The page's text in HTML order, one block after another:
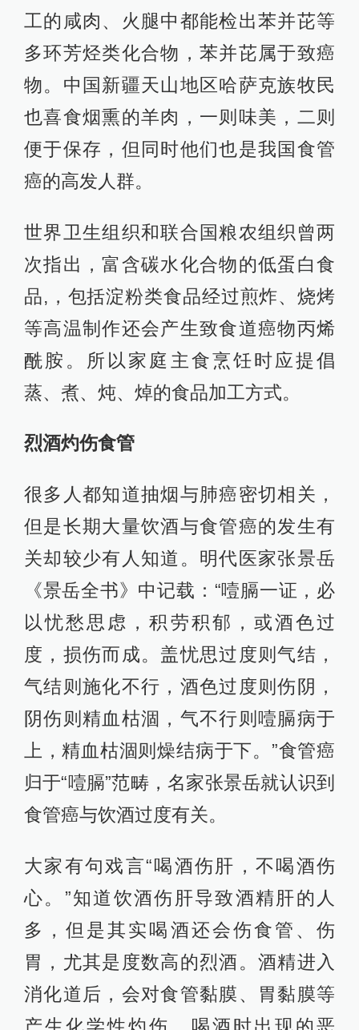
工的咸肉、火腿中都能检出苯并芘等
多环芳烃类化合物，苯并芘属于致癌
物。中国新疆天山地区哈萨克族牧民
也喜食烟熏的羊肉，一则味美，二则
便于保存，但同时他们也是我国食管
癌的高发人群。
世界卫生组织和联合国粮农组织曾两
次指出，富含碳水化合物的低蛋白食
品,，包括淀粉类食品经过煎炸、烧烤
等高温制作还会产生致食道癌物丙烯
酰胺。所以家庭主食烹饪时应提倡
蒸、煮、炖、焯的食品加工方式。
烈酒灼伤食管
很多人都知道抽烟与肺癌密切相关，
但是长期大量饮酒与食管癌的发生有
关却较少有人知道。明代医家张景岳
《景岳全书》中记载：“噎膈一证，必
以忧愁思虑，积劳积郁，或酒色过
度，损伤而成。盖忧思过度则气结，
气结则施化不行，酒色过度则伤阴，
阴伤则精血枯涸，气不行则噎膈病于
上，精血枯涸则燥结病于下。”食管癌
归于“噎膈”范畴，名家张景岳就认识到
食管癌与饮酒过度有关。
大家有句戏言“喝酒伤肝，不喝酒伤
心。”知道饮酒伤肝导致酒精肝的人
多，但是其实喝酒还会伤食管、伤
胃，尤其是度数高的烈酒。酒精进入
消化道后，会对食管黏膜、胃黏膜等